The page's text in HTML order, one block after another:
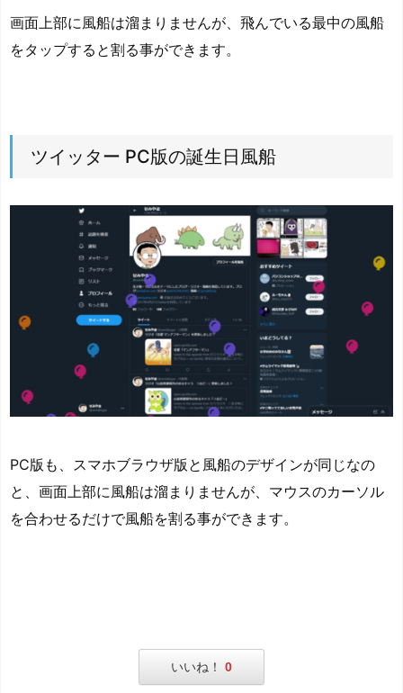
画面上部に風船は溜まりませんが、飛んでいる最中の風船
をタップすると割る事ができます。
ツイッター PC版の誕生日風船
PC版も、スマホブラウザ版と風船のデザインが同じなの
と、画面上部に風船は溜まりませんが、マウスのカーソル
を合わせるだけで風船を割る事ができます。
いいね！ 0